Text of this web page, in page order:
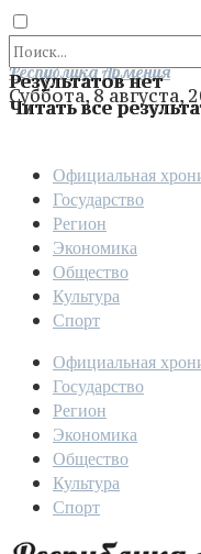
Результатов нет
Читать все
Отправить
Республика Армения
Суббота, 8 августа,
Официальная
Государство
Регион
Экономика
Общество
Культура
Спорт
Официальная
Государство
Регион
Экономика
Общество
Культура
Спорт